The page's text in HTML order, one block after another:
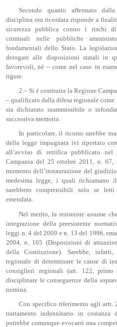
Secondo quanto affermato
disciplina ora ricordata risponde a
sicurezza pubblica contro i rischi
criminali nelle pubbliche
fondamentali dello Stato. La
derogare alle disposizioni statali in
favorevoli, né – come nel caso in
rigore.
2.– Si è costituita la Regione
– qualificato dalla difesa regionale
sia dichiarato inammissibile o
successiva memoria.
In particolare, il ricorso sarebbe
della legge impugnata ivi riportato
all’avviso di rettifica pubblicato
Campania del 25 ottobre 2011, n.
momento dell’instaurazione del
medesima legge, i quali richiamano
sarebbero comprensibili solo se
emendata.
Nel merito, la resistente assume
integrazione della preesistente
leggi n. 4 del 2009 e n. 13 del 1996,
2004, n. 165 (Disposizioni di
della Costituzione). Sarebbe,
regionale di determinare le cause di
consiglieri regionali (art. 122,
disciplinare le conseguenze della
nomina.
Con specifico riferimento agli artt.
trattamento indennitario in costanza
potrebbe comunque evocarsi una